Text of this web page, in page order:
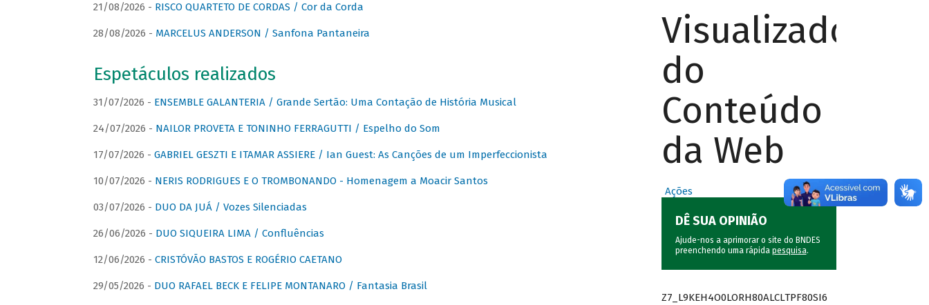
21/08/2026 - RISCO QUARTETO DE CORDAS / Cor da Corda
28/08/2026 - MARCELUS ANDERSON / Sanfona Pantaneira
Espetáculos realizados
31/07/2026 - ENSEMBLE GALANTERIA / Grande Sertão: Uma Contação de História Musical
24/07/2026 - NAILOR PROVETA E TONINHO FERRAGUTTI / Espelho do Som
17/07/2026 - GABRIEL GESZTI E ITAMAR ASSIERE / Ian Guest: As Canções de um Imperfeccionista
10/07/2026 - NERIS RODRIGUES E O TROMBONANDO - Homenagem a Moacir Santos
03/07/2026 - DUO DA JUÁ / Vozes Silenciadas
26/06/2026 - DUO SIQUEIRA LIMA / Confluências
12/06/2026 - CRISTÓVÃO BASTOS E ROGÉRIO CAETANO
29/05/2026 - DUO RAFAEL BECK E FELIPE MONTANARO / Fantasia Brasil
Visualizador
do
Conteúdo
da Web
Ações
DÊ SUA OPINIÃO
Ajude-nos a aprimorar o site do BNDES
preenchendo uma rápida pesquisa.
Z7_L9KEH4O0LORH80ALCLTPF80SI6